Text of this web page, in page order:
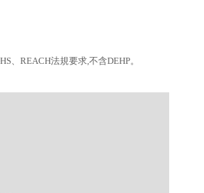
、REACH法規要求,不含DEHP。